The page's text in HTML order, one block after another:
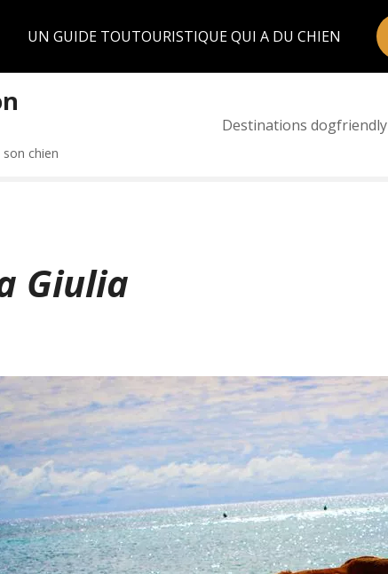
UN GUIDE TOUTOURISTIQUE QUI A DU CHIEN
chien
Destinations dogfriendly
Giulia